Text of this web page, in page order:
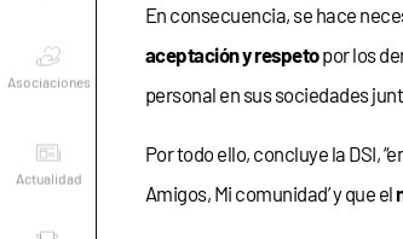
En consecuencia, se hace
aceptación y respetopor los
personal en sus sociedades
Por todo ello, concluye la DSI,
Amigos, Mi comunidad’ y que el